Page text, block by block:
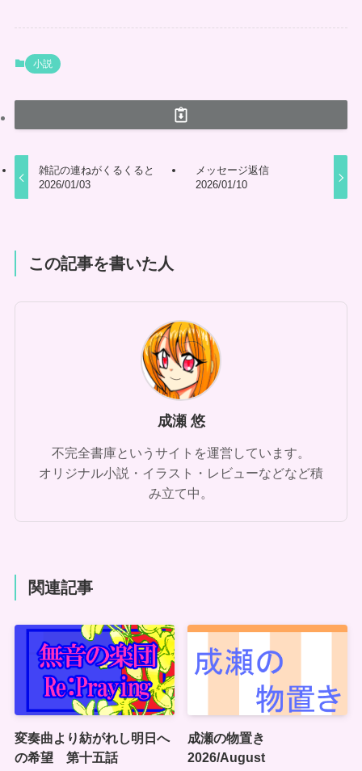
小説
雑記の連ねがくるくると
2026/01/03
メッセージ返信
2026/01/10
この記事を書いた人
成瀬 悠
不完全書庫というサイトを運営しています。
オリジナル小説・イラスト・レビューなどなど積
み立て中。
関連記事
変奏曲より紡がれし明日へ
の希望 第十五話
成瀬の物置き
2026/August